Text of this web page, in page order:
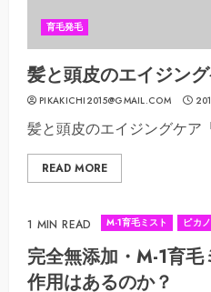
育毛発毛
髪と頭皮のエイジング
PIKAKICHI2015@GMAIL.COM
髪と頭皮のエイジングケア
READ MORE
1 MIN READ M-1育毛ミスト ピカ
完全無添加・M-1育
作用はあるのか？